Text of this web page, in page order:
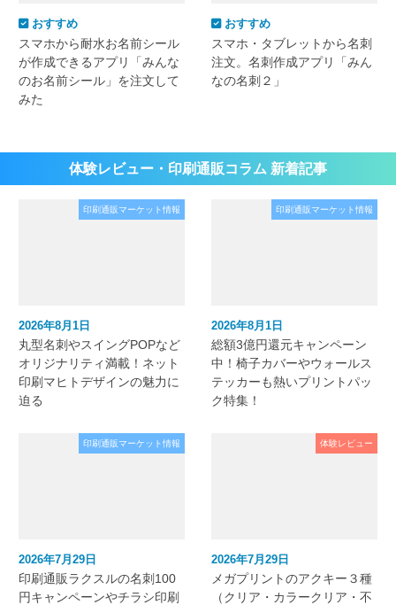
おすすめ
スマホから耐水お名前シール
が作成できるアプリ「みんな
のお名前シール」を注文して
みた
おすすめ
スマホ・タブレットから名刺
注文。名刺作成アプリ「みん
なの名刺２」
体験レビュー・印刷通販コラム 新着記事
印刷通販マーケット情報
2026年8月1日
丸型名刺やスイングPOPなど
オリジナリティ満載！ネット
印刷マヒトデザインの魅力に
迫る
印刷通販マーケット情報
2026年8月1日
総額3億円還元キャンペーン
中！椅子カバーやウォールス
テッカーも熱いプリントパッ
ク特集！
印刷通販マーケット情報
2026年7月29日
印刷通販ラクスルの名刺100
円キャンペーンやチラシ印刷
体験レビュー
2026年7月29日
メガプリントのアクキー３種
（クリア・カラークリア・不